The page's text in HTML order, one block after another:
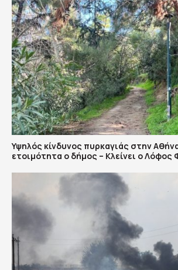
Υψηλός κίνδυνος πυρκαγιάς στην
ετοιμότητα ο δήμος – Κλείνει ο Λόφος